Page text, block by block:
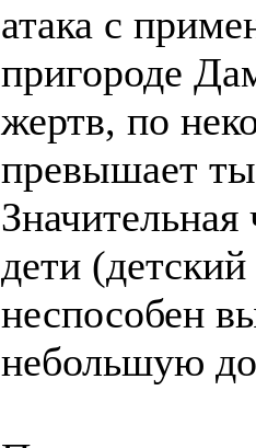
атака с
пригороде
жертв, по
превышает
дети
неспособен
небольшую